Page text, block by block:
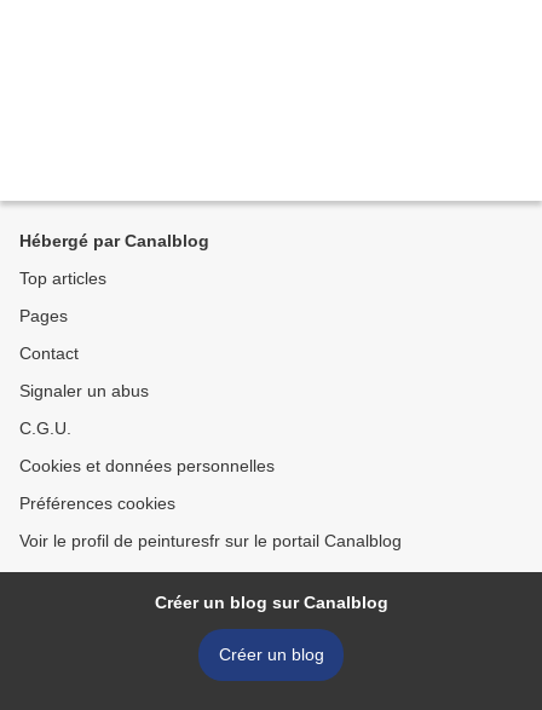
Hébergé par Canalblog
Top articles
Pages
Contact
Signaler un abus
C.G.U.
Cookies et données personnelles
Préférences cookies
Voir le profil de peinturesfr sur le portail Canalblog
Créer un blog sur Canalblog
Créer un blog